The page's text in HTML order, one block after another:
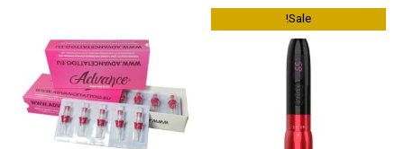
Sale!
המחיר
המקורי
היה:
999.00 ₪.
הנוכחי